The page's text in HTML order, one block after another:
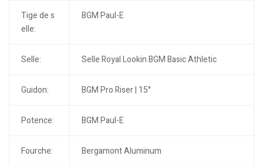
Tige de s
elle:
BGM Paul-E
Selle: Selle Royal Lookin BGM Basic Athletic
Guidon: BGM Pro Riser | 15°
Potence: BGM Paul-E
Fourche: Bergamont Aluminum